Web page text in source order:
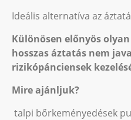
Ideális alternatíva az
Különösen előnyös
hosszas áztatás nem
rizikópánciensek
Mire ajánljuk?
talpi bőrkeményedések